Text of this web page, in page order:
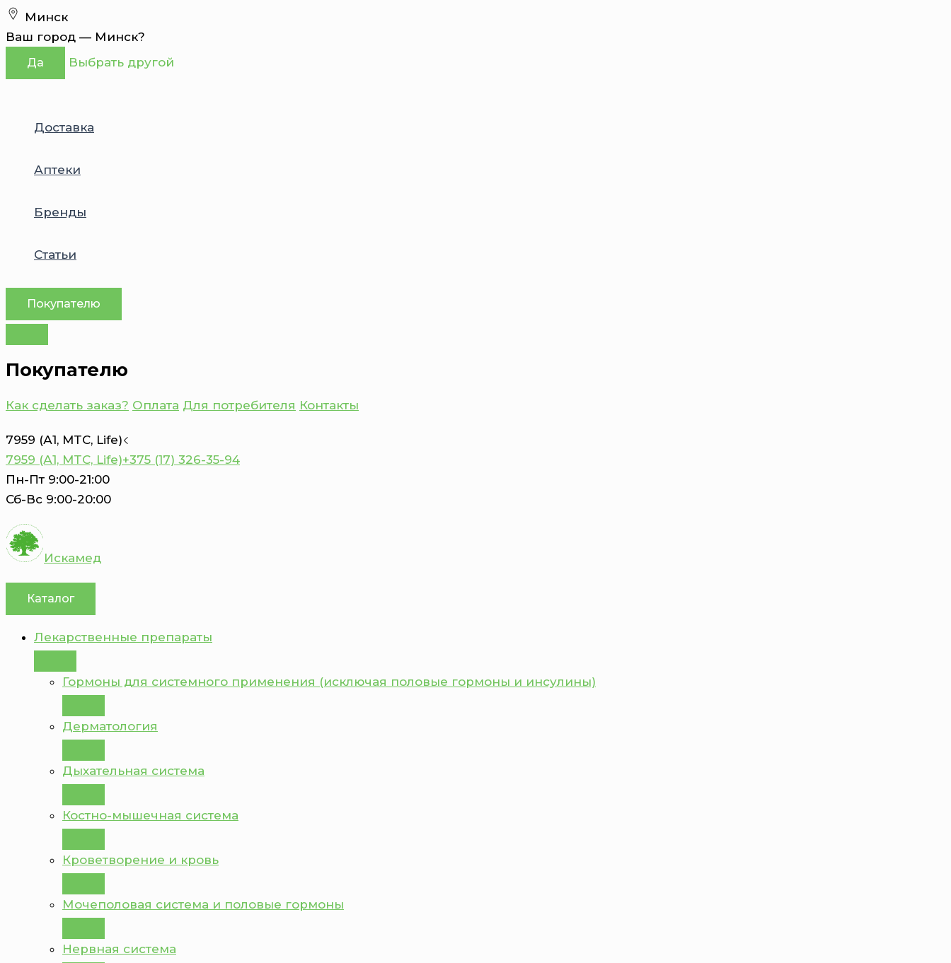
Перейти
к
содержимому
Минск
Ваш город — Минск?
Да Выбрать другой
Доставка
Аптеки
Бренды
Статьи
Покупателю
Покупателю
Как сделать заказ? Оплата Для потребителя Контакты
7959 (А1, MTC, Life)
7959 (А1, MTC, Life)+375 (17) 326-35-94
Пн-Пт 9:00-21:00
Сб-Вс 9:00-20:00
Искамед
Каталог
Лекарственные препараты
Гормоны для системного применения (исключая половые гормоны и инсулины)
Дерматология
Дыхательная система
Костно-мышечная система
Кроветворение и кровь
Мочеполовая система и половые гормоны
Нервная система